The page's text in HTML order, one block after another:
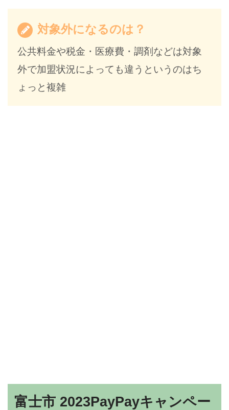
対象外になるのは？
公共料金や税金・医療費・調剤などは対象
外で加盟状況によっても違うというのはち
ょっと複雑
富士市 2023PayPayキャンペー